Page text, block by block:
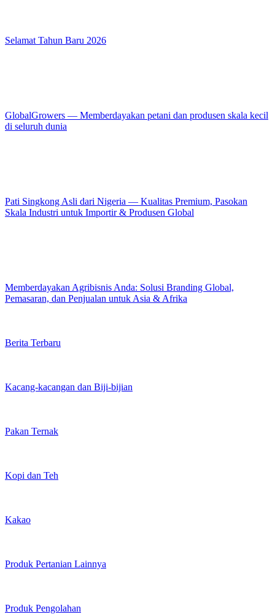
Selamat Tahun Baru 2026
GlobalGrowers — Memberdayakan petani dan produsen skala kecil
di seluruh dunia
Pati Singkong Asli dari Nigeria — Kualitas Premium, Pasokan
Skala Industri untuk Importir & Produsen Global
Memberdayakan Agribisnis Anda: Solusi Branding Global,
Pemasaran, dan Penjualan untuk Asia & Afrika
Berita Terbaru
Kacang-kacangan dan Biji-bijian
Pakan Ternak
Kopi dan Teh
Kakao
Produk Pertanian Lainnya
Produk Pengolahan